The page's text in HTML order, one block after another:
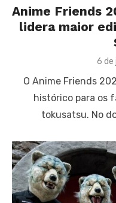
Anime Friends
lidera maior
6 de
O Anime Friends
histórico para os
tokusatsu. No